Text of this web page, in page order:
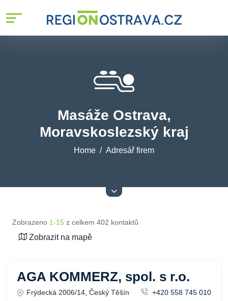
Masáže Ostrava,
Moravskoslezský kraj
Home Adresář firem
Zobrazeno 1-15 z celkem 402 kontaktů
Zobrazit na mapě
AGA KOMMERZ, spol. s r.o.
Frýdecká 2006/14, Český Těšín
+420 558 745 010